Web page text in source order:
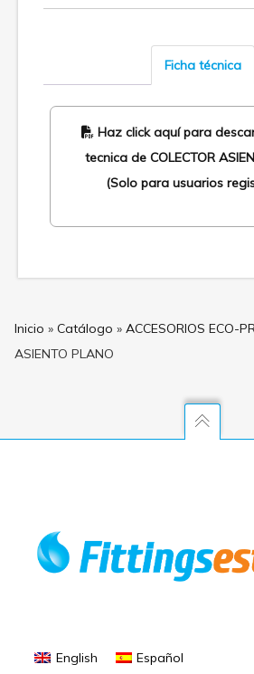
Ficha técnica
Haz click aquí para
tecnica de COLECTOR
(Solo para usuarios
Inicio » Catálogo » ACCESORIOS ECO-
ASIENTO PLANO
English Español